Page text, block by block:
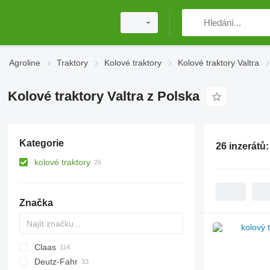
Agroline Traktory Kolové traktory Kolové traktory Valtra
Kolové traktory Valtra z Polska
Kategorie
kolové traktory
Značka
5150
7120
MT
Claas
Ares
Deutz-Fahr
26 inzerátů: